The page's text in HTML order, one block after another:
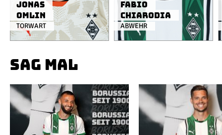
TORWART
Jonas
Omlin
ABWEHR
Fabio
Chiarodia
SAG MAL